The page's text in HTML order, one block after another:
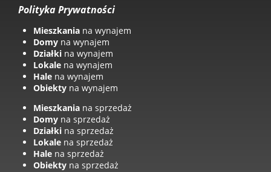
Polityka Prywatności
Mieszkania na wynajem
Domy na wynajem
Działki na wynajem
Lokale na wynajem
Hale na wynajem
Obiekty na wynajem
Mieszkania na sprzedaż
Domy na sprzedaż
Działki na sprzedaż
Lokale na sprzedaż
Hale na sprzedaż
Obiekty na sprzedaż